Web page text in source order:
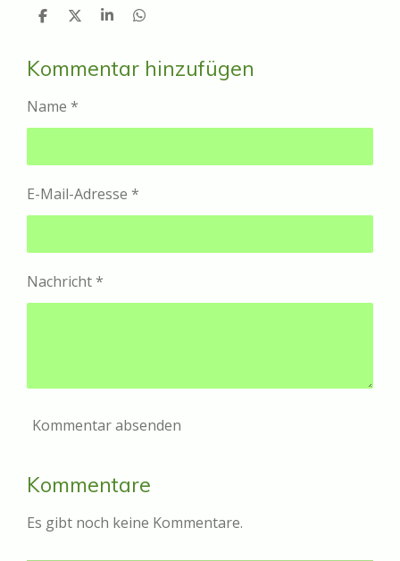
T
l
e
T
l
e
T
l
e
T
l
Kommentar hinzufügen
Name *
E-Mail-Adresse *
Nachricht *
Kommentar absenden
Kommentare
Es gibt noch keine Kommentare.